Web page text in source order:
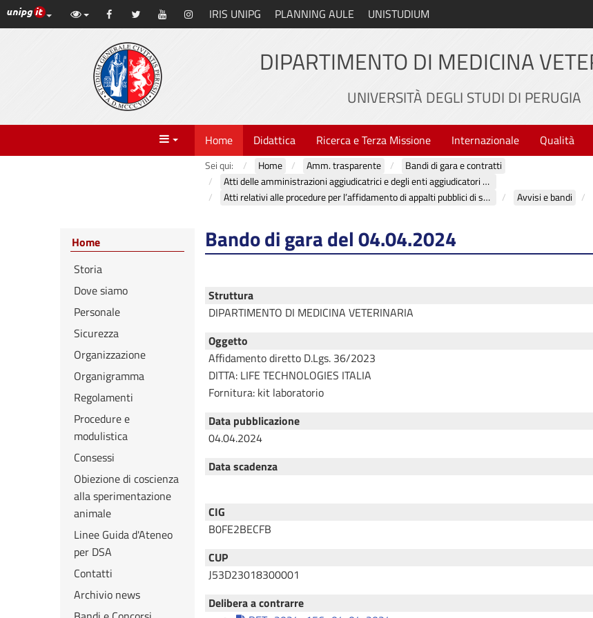
Vai
al
Link ai principali servizi web di Ateneo
Facebook Twitter YouTube Instagram
IRIS UNIPG PLANNING AULE UNISTUDIUM
DIPARTIMENTO DI MEDICINA
UNIVERSITÀ DEGLI STUDI DI PERUGIA
Menu Home Didattica Ricerca e Terza Missione Internazionale Qualità
Sei qui: Home Amm. trasparente
Bandi di gara e contratti
Atti delle amministrazioni aggiudicatrici e degli enti aggiudicatori distintamente per ogni procedura
Atti relativi alle procedure per l’affidamento di appalti pubblici di servizi, forniture, lavori e opere, di concorsi pubblici di progettazione, di concorsi di idee e di concessioni
Avvisi e bandi
Bando di gara del 04.04.2024
Struttura
DIPARTIMENTO DI MEDICINA VETERINARIA
Oggetto
Affidamento diretto D.Lgs. 36/2023
DITTA: LIFE TECHNOLOGIES ITALIA
Fornitura: kit laboratorio
Data pubblicazione
04.04.2024
Data scadenza
CIG
B0FE2BECFB
CUP
J53D23018300001
Delibera a contrarre
Home
Storia
Dove siamo
Personale
Sicurezza
Organizzazione
Organigramma
Regolamenti
Procedure e
modulistica
Consessi
Obiezione di coscienza
alla sperimentazione
animale
Linee Guida d'Ateneo
per DSA
Contatti
Archivio news